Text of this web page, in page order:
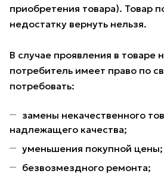
приобретения товара). Товар
недостатку вернуть нельзя.
В случае проявления в товаре
потребитель имеет право по
потребовать:
замены некачественного
надлежащего качества;
уменьшения покупной цены;
безвозмездного ремонта;